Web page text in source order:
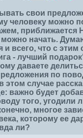
свои
человеку можно
приближается
можно начать.
и всего, что с этим
- лучший
даваете
по
этом случае
важно будет
того, угодили
многое
которому ее
ли?